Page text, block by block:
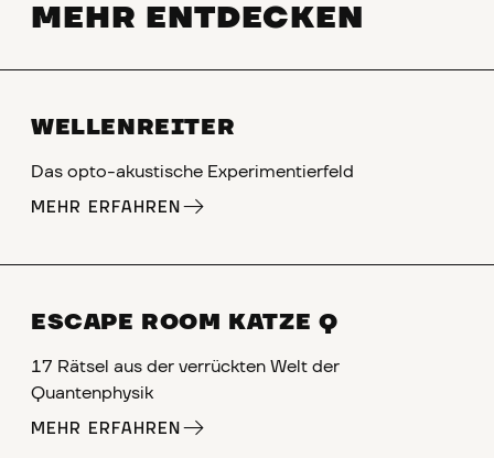
MEHR ENTDECKEN
WELLENREITER
Das opto-akustische Experimentierfeld
MEHR ERFAHREN
ESCAPE ROOM KATZE Q
17 Rätsel aus der verrückten Welt der
Quantenphysik
MEHR ERFAHREN